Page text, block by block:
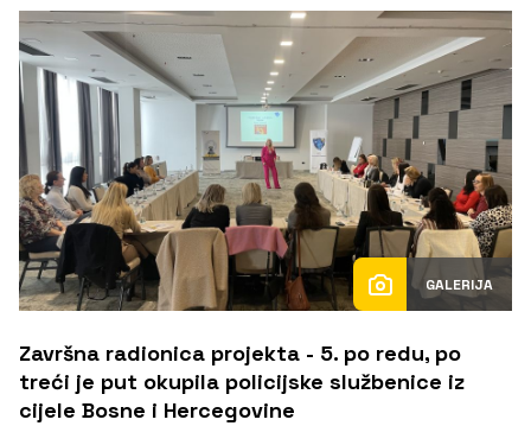
GALERIJA
Završna radionica projekta - 5. po redu, po
treći je put okupila policijske službenice iz
cijele Bosne i Hercegovine